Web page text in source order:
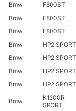
Bmw
F800ST
Bmw
F800ST
Bmw
F800ST
Bmw
HP2 SPORT
Bmw
HP2 SPORT
Bmw
HP2 SPORT
Bmw
HP2 SPORT
Bmw
K1200R
SPORT